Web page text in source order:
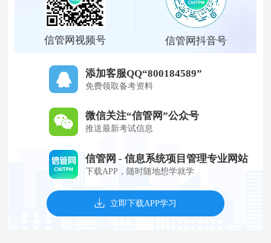
信管网视频号 信管网抖音号
添加客服QQ“800184589”
免费领取备考资料
微信关注“信管网”公众号
推送最新考试信息
信管网 - 信息系统项目管理专业网站
下载APP，随时随地想学就学
立即下载APP学习